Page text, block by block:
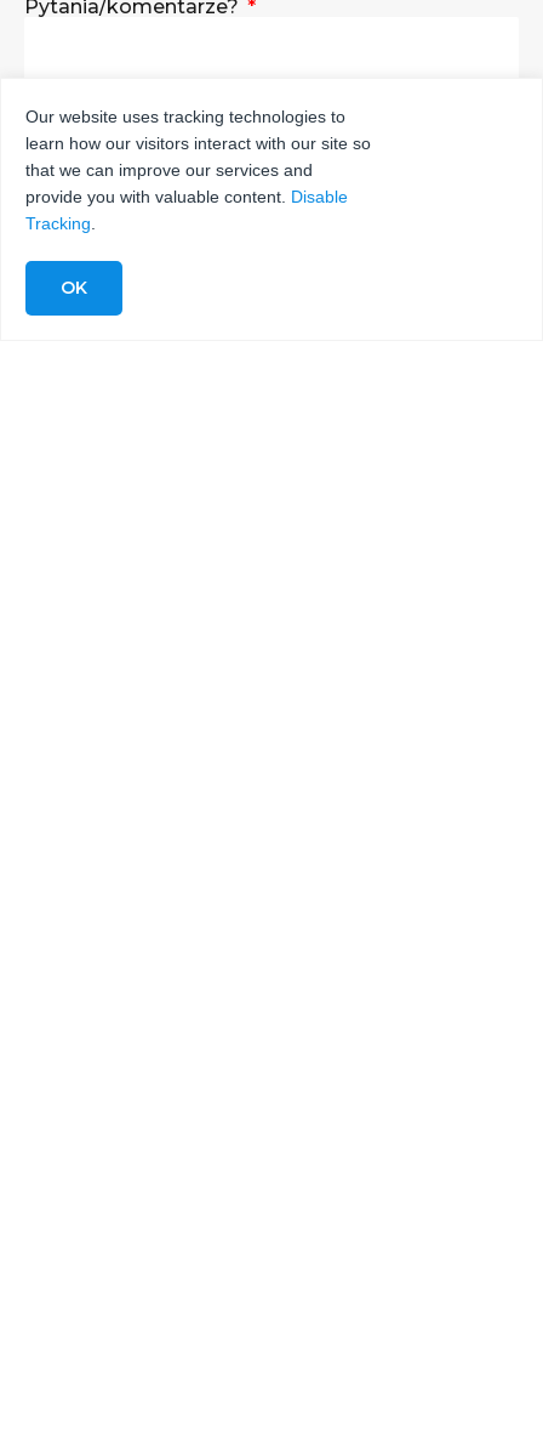
Pytania/komentarze?
WYŚLIJ
Our website uses tracking technologies to
learn how our visitors interact with our site so
that we can improve our services and
provide you with valuable content. Disable
Tracking